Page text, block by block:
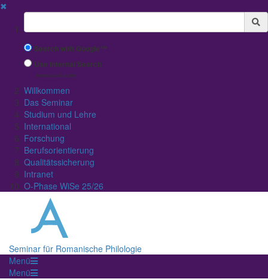
✖
Suchbegriff
Search with Google™
Use Internal Search
(limited result quality)
Willkommen
Das Seminar
Studium und Lehre
International
Forschung
Berufsorientierung
Qualitätssicherung
Intranet
O-Phase WiSe 25/26
Seminar für Romanische Philologie
Menü
Menü